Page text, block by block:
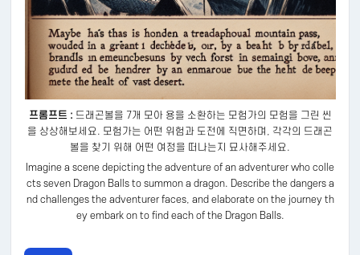
프롬프트 : 드래곤볼을 7개 모아 용을 소환하는 모험가의 모험을 그린 씬
을 상상해보세요. 모험가는 어떤 위험과 도전에 직면하며, 각각의 드래곤
볼을 찾기 위해 어떤 여정을 떠나는지 묘사해주세요.
Imagine a scene depicting the adventure of an adventurer who colle
cts seven Dragon Balls to summon a dragon. Describe the dangers a
nd challenges the adventurer faces, and elaborate on the journey th
ey embark on to find each of the Dragon Balls.